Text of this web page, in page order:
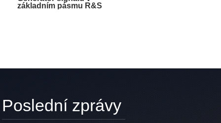
základním pásmu R&S
Poslední zprávy